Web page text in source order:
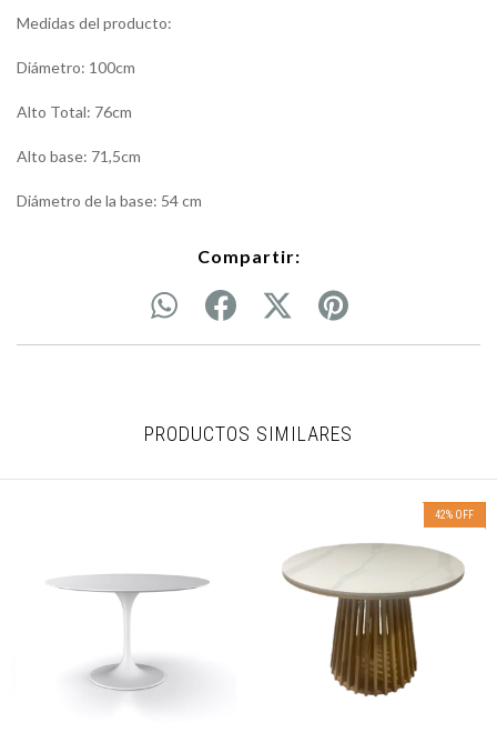
Medidas del producto:
Diámetro: 100cm
Alto Total: 76cm
Alto base: 71,5cm
Diámetro de la base: 54 cm
Compartir:
PRODUCTOS SIMILARES
42% OFF